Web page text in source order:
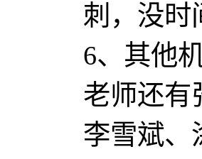
刺，没时
6、其他
老师还有
李雪斌、